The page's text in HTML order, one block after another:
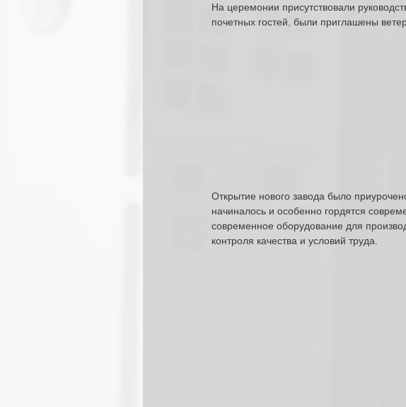
На церемонии присутствовали
почетных гостей, были приглашены
Открытие нового завода было
начиналось и особенно гордятся
современное оборудование для
контроля качества и условий труда.